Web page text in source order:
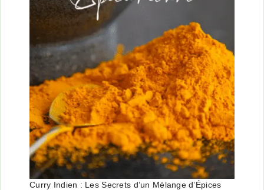
Curry Indien : Les Secrets d’un Mélange d’Épices